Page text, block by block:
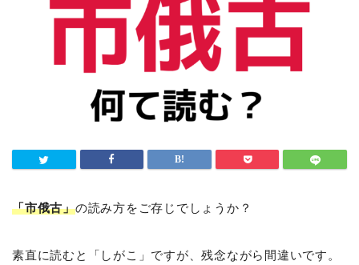
「市俄古」の読み方をご存じでしょうか？
素直に読むと「しがこ」ですが、残念ながら間違いです。